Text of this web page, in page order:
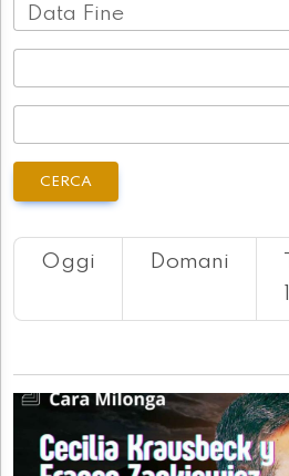
Data Fine
CERCA
Oggi Domani